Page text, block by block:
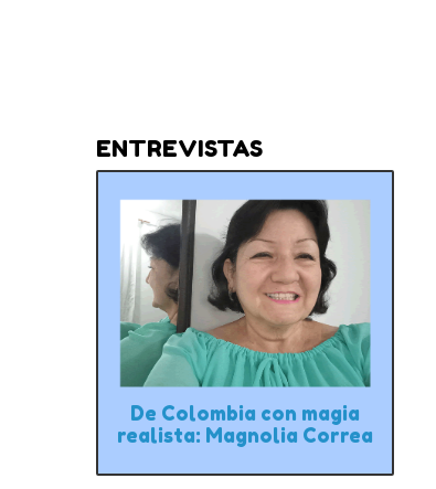
ENTREVISTAS
De Colombia con magia
realista: Magnolia Correa